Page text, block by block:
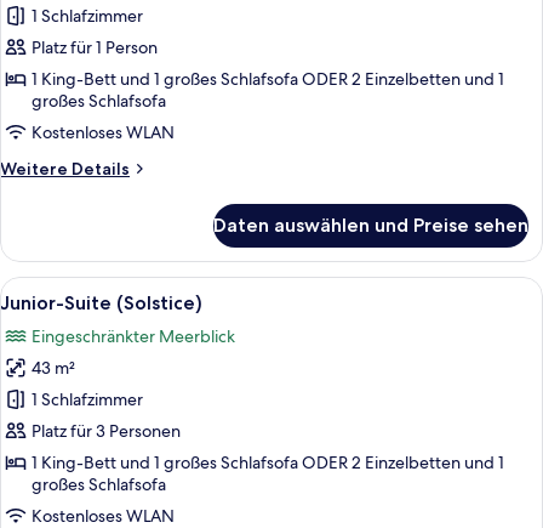
Suite
(Solstice
Single
Use)
anzeigen
1 Schlafzimmer
Platz für 1 Person
1 King-Bett und 1 großes Schlafsofa ODER 2 Einzelbetten und 1
großes Schlafsofa
Kostenloses WLAN
Weitere Details
Weitere
Suite
(Solstice
|
Use)
Daten auswählen und Preise sehen
Alle
Fotos
für
Junior-
Suite
(Solstice)
anzeigen
Ein modernes Hotelzimmer mit Bett,
5
Junior-Suite (Solstice)
Eingeschränkter Meerblick
43 m²
1 Schlafzimmer
Platz für 3 Personen
1 King-Bett und 1 großes Schlafsofa ODER 2 Einzelbetten und 1
großes Schlafsofa
Kostenloses WLAN